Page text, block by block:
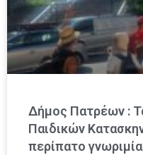
Δήμος Πατρέων :
Παιδικών
περίπατο